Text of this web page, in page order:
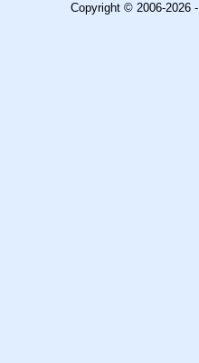
Copyright © 2006-